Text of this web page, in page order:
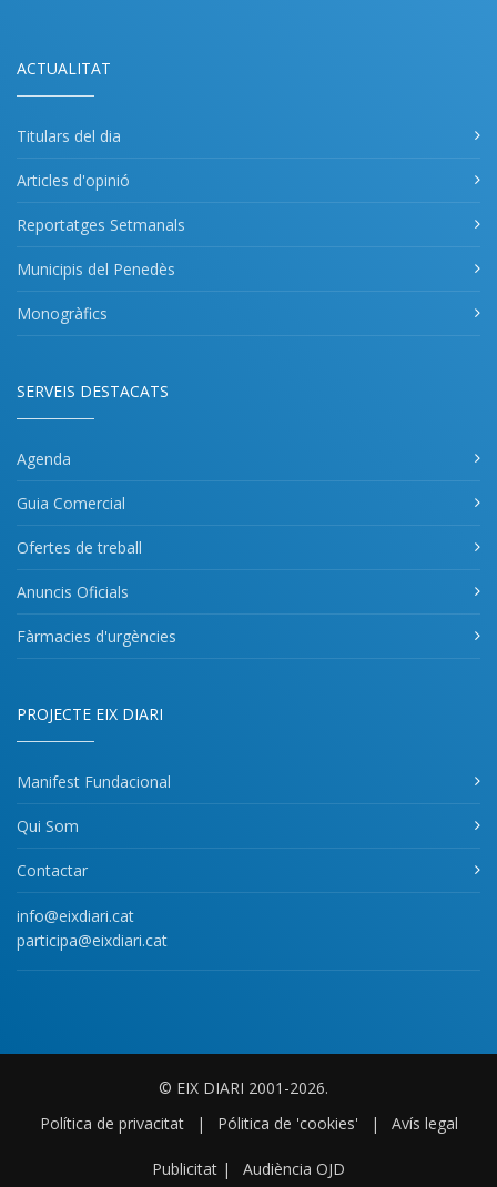
ACTUALITAT
Titulars del dia
Articles d'opinió
Reportatges Setmanals
Municipis del Penedès
Monogràfics
SERVEIS DESTACATS
Agenda
Guia Comercial
Ofertes de treball
Anuncis Oficials
Fàrmacies d'urgències
PROJECTE EIX DIARI
Manifest Fundacional
Qui Som
Contactar
info@eixdiari.cat
participa@eixdiari.cat
© EIX DIARI 2001-2026.
Política de privacitat
| Pólitica de 'cookies' | Avís legal
Publicitat | Audiència OJD